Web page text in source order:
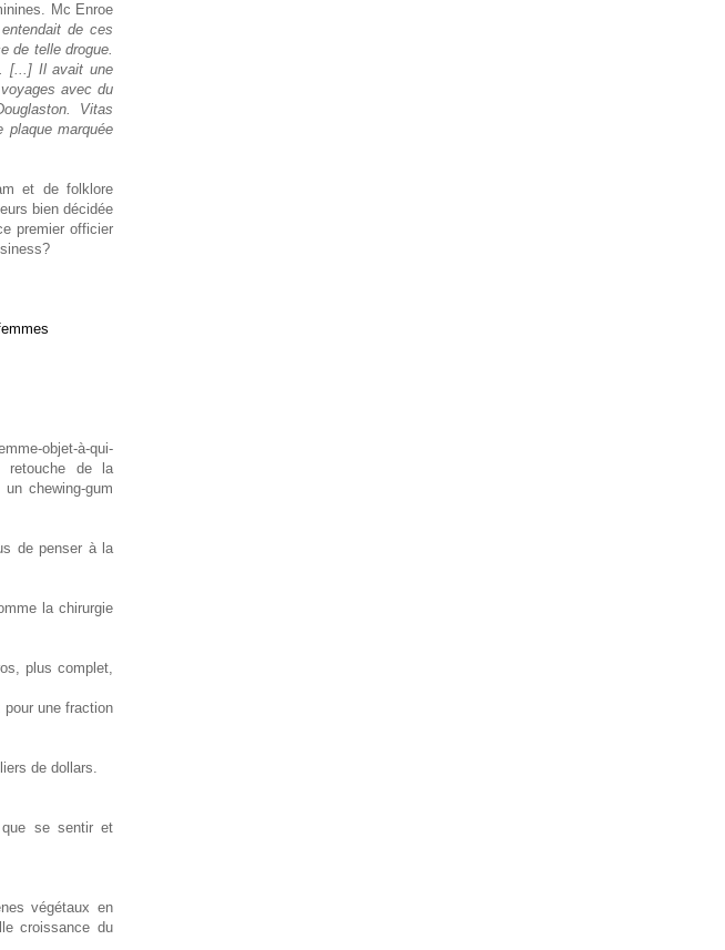
Mc Enroe
de ces
de telle drogue.
[...] Il avait une
avec du
Vitas
plaque marquée
et de folklore
bien décidée
premier officier
objet-à-qui-
retouche de la
chewing-gum
de penser à la
la chirurgie
plus complet,
une fraction
de dollars.
que se sentir et
végétaux en
croissance du